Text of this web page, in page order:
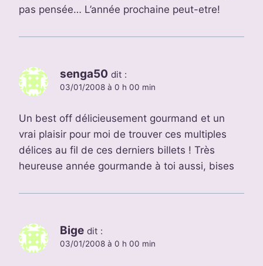
pas pensée… L’année prochaine peut-etre!
senga50 dit :
03/01/2008 à 0 h 00 min
Un best off délicieusement gourmand et un
vrai plaisir pour moi de trouver ces multiples
délices au fil de ces derniers billets ! Très
heureuse année gourmande à toi aussi, bises
Bige dit :
03/01/2008 à 0 h 00 min